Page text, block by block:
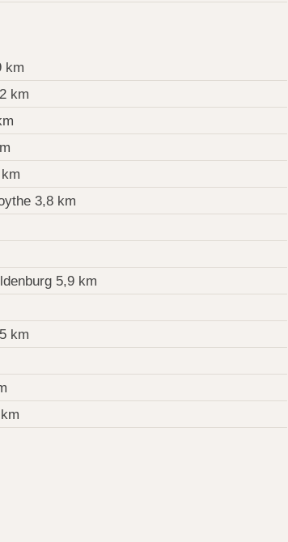
km
km
3,8 km
5,9 km
km